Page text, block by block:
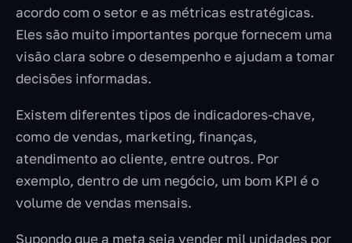
acordo com o setor e as métricas estratégicas.
Eles são muito importantes porque fornecem uma
visão clara sobre o desempenho e ajudam a tomar
decisões informadas.
Existem diferentes tipos de indicadores-chave,
como de vendas, marketing, finanças,
atendimento ao cliente, entre outros. Por
exemplo, dentro de um negócio, um bom KPI é o
volume de vendas mensais.
Supondo que a meta seja vender mil unidades por